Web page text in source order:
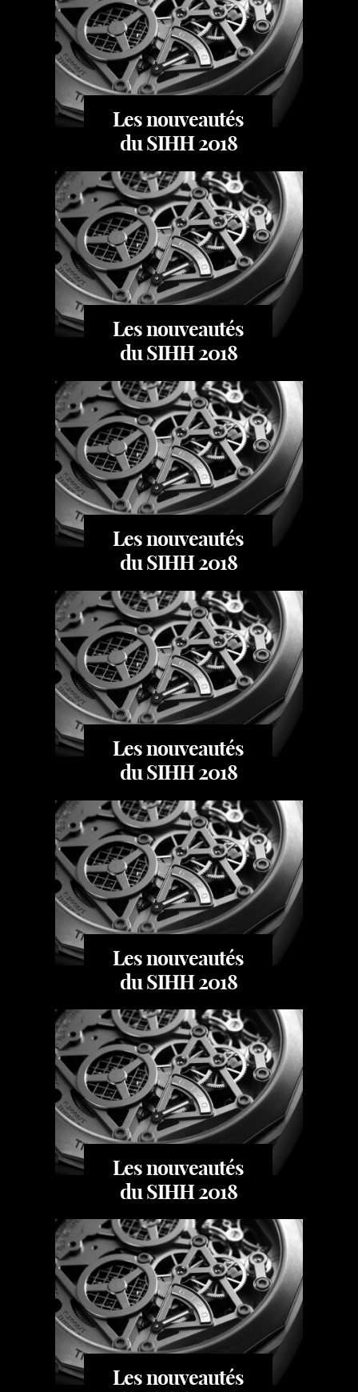
Les nouveautés
du SIHH 2018
Les nouveautés
du SIHH 2018
Les nouveautés
du SIHH 2018
Les nouveautés
du SIHH 2018
Les nouveautés
du SIHH 2018
Les nouveautés
du SIHH 2018
Les nouveautés